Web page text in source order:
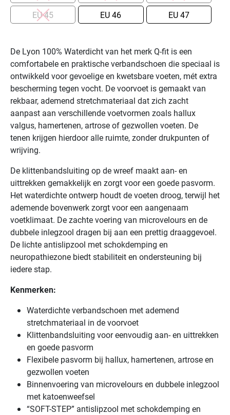
De Lyon 100% Waterdicht van het merk Q-fit is een
comfortabele en praktische verbandschoen die speciaal is
ontwikkeld voor gevoelige en kwetsbare voeten, mét extra
bescherming tegen vocht. De voorvoet is gemaakt van
rekbaar, ademend stretchmateriaal dat zich zacht
aanpast aan verschillende voetvormen zoals hallux
valgus, hamertenen, artrose of gezwollen voeten. De
tenen krijgen hierdoor alle ruimte, zonder drukpunten of
wrijving.
De klittenbandsluiting op de wreef maakt aan- en
uittrekken gemakkelijk en zorgt voor een goede pasvorm.
Het waterdichte ontwerp houdt de voeten droog, terwijl het
ademende bovenwerk zorgt voor een aangenaam
voetklimaat. De zachte voering van microvelours en de
dubbele inlegzool dragen bij aan een prettig draaggevoel.
De lichte antislipzool met schokdemping en
neuropathiezone biedt stabiliteit en ondersteuning bij
iedere stap.
Kenmerken:
Waterdichte verbandschoen met ademend
stretchmateriaal in de voorvoet
Klittenbandsluiting voor eenvoudig aan- en uittrekken
en goede pasvorm
Flexibele pasvorm bij hallux, hamertenen, artrose en
gezwollen voeten
Binnenvoering van microvelours en dubbele inlegzool
met katoenweefsel
“SOFT-STEP” antislipzool met schokdemping en
45
46 47
De
Lyon
100%
Waterdicht
van
het
merk
Q-
fit
een
comfortabele
en
praktische
verbandschoen
die
speciaal
is
ontwikkeld
voor
en
kwetsbare
voeten,
extra
bescherming
tegen
vocht.
De